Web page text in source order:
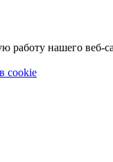
нашего веб-
cookie